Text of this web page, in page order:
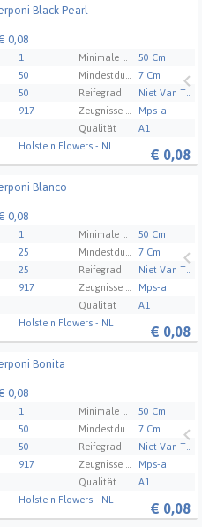
Black Pearl
0,08
1
50 Cm
50
7 Cm
50 Reifegrad
Niet Van Toepassing
917
Mps-a
Qualität
A1
Holstein Flowers - NL
€ 0,08
Blanco
0,08
1
50 Cm
25
7 Cm
25 Reifegrad
Niet Van Toepassing
917
Mps-a
Qualität
A1
Holstein Flowers - NL
€ 0,08
Bonita
0,08
1
50 Cm
50
7 Cm
50 Reifegrad
Niet Van Toepassing
917
Mps-a
Qualität
A1
Holstein Flowers - NL
€ 0,08